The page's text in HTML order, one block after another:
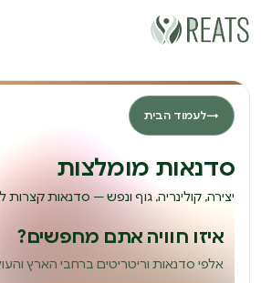
→לעמוד הבית
סדנאות מומלצות
יצירה, קולינריה, גוף ונפש — סדנאות קצרות
איזו חוויה אתם מחפשים?
אלפי סדנאות וריטריטים ברחבי הארץ